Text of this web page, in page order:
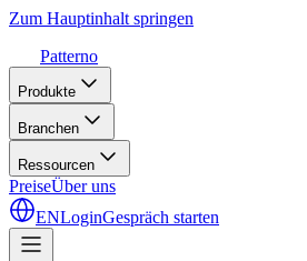
Zum Hauptinhalt springen
Patterno
Produkte
Branchen
Ressourcen
PreiseÜber uns
ENLoginGespräch starten